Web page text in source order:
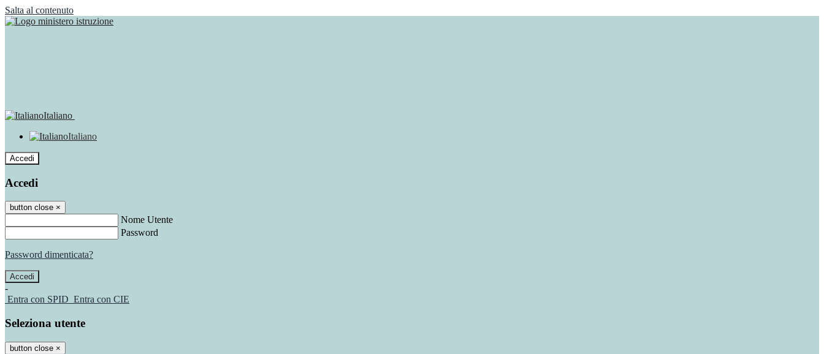
Salta al contenuto
Italiano
Italiano
Accedi
Accedi
button close ×
Nome Utente
Password
Password dimenticata?
-
Entra con SPID Entra con CIE
Seleziona utente
button close ×